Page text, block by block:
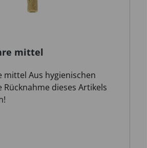
mittel
mittel Aus hygienischen
dieses Artikels